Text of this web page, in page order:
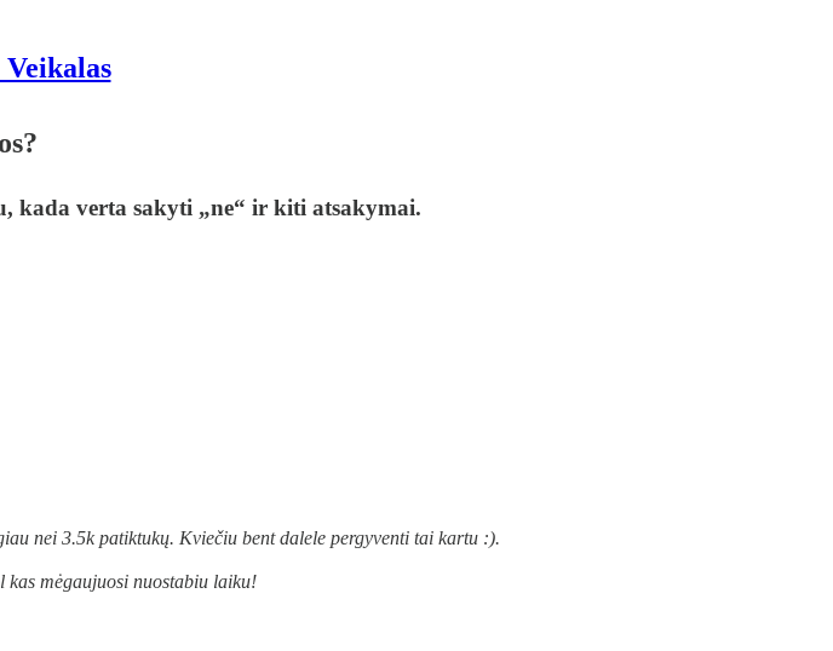
kada verta sakyti „ne“ ir kiti atsakymai.
nei 3.5k patiktukų. Kviečiu bent dalele pergyventi tai kartu :).
mėgaujuosi nuostabiu laiku!